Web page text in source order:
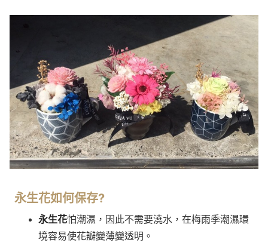
永生花如何保存?
永生花怕潮濕，因此不需要澆水，在梅雨季潮濕環
境容易使花瓣變薄變透明。